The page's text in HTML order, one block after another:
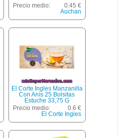
Precio medio:
0.45 €
Auchan
El Corte Ingles Manzanilla
Con Anís 25 Bolsitas
Estuche 33,75 G
Precio medio:
0.6 €
El Corte Ingles